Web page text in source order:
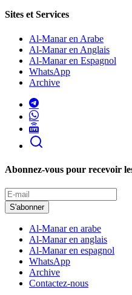
Sites et Services
Al-Manar en Arabe
Al-Manar en Anglais
Al-Manar en Espagnol
WhatsApp
Archive
Abonnez-vous pour recevoir
S'abonner
Al-Manar en arabe
Al-Manar en anglais
Al-Manar en espagnol
WhatsApp
Archive
Contactez-nous